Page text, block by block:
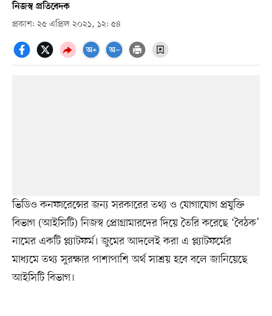
নিজস্ব প্রতিবেদক
প্রকাশ: ২৫ এপ্রিল ২০২১, ১২: ৫৪
ভিডিও কনফারেন্সের জন্য সরকারের তথ্য ও যোগাযোগ প্রযুক্তি
বিভাগ (আইসিটি) নিজস্ব প্রোগ্রামারদের দিয়ে তৈরি করেছে ‘বৈঠক’
নামের একটি প্ল্যাটফর্ম। জুমের আদলেই করা এ প্ল্যাটফর্মের
মাধ্যমে তথ্য সুরক্ষার পাশাপাশি অর্থ সাশ্রয় হবে বলে জানিয়েছে
আইসিটি বিভাগ।